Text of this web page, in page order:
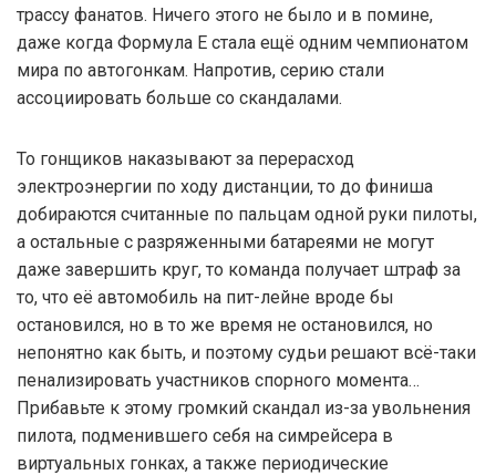
трассу фанатов. Ничего этого не было и в помине,
даже когда Формула Е стала ещё одним чемпионатом
мира по автогонкам. Напротив, серию стали
ассоциировать больше со скандалами.
То гонщиков наказывают за перерасход
электроэнергии по ходу дистанции, то до финиша
добираются считанные по пальцам одной руки пилоты,
а остальные с разряженными батареями не могут
даже завершить круг, то команда получает штраф за
то, что её автомобиль на пит-лейне вроде бы
остановился, но в то же время не остановился, но
непонятно как быть, и поэтому судьи решают всё-таки
пенализировать участников спорного момента…
Прибавьте к этому громкий скандал из-за увольнения
пилота, подменившего себя на симрейсера в
виртуальных гонках, а также периодические